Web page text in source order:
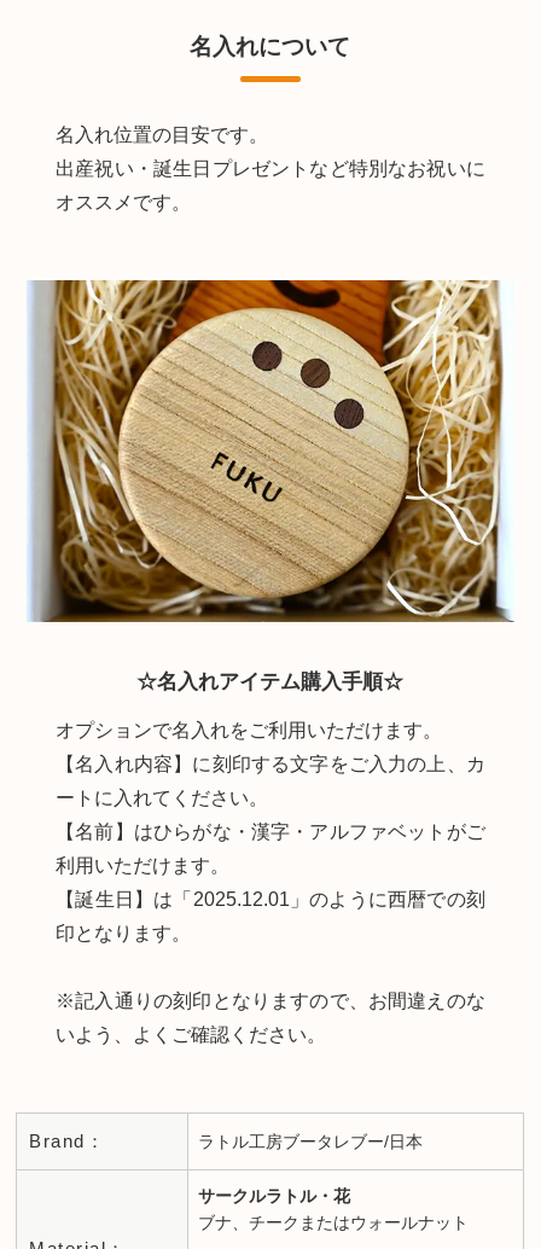
名入れについて
名入れ位置の目安です。
出産祝い・誕生日プレゼントなど特別なお祝いに
オススメです。
☆名入れアイテム購入手順☆
オプションで名入れをご利用いただけます。
【名入れ内容】に刻印する文字をご入力の上、カ
ートに入れてください。
【名前】はひらがな・漢字・アルファベットがご
利用いただけます。
【誕生日】は「2025.12.01」のように西暦での刻
印となります。
※記入通りの刻印となりますので、お間違えのな
いよう、よくご確認ください。
Brand： ラトル工房ブータレブー/日本
サークルラトル・花
ブナ、チークまたはウォールナット